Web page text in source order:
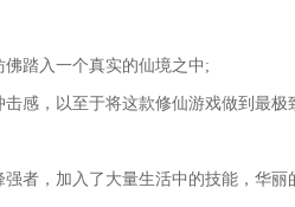
踏入一个真实的仙境之中;
，以至于将这款修仙游戏做到最极
，加入了大量生活中的技能，华丽